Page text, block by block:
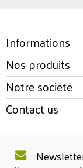
Informations
Nos produits
Notre société
Contact us